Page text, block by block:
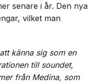
senare i år. Den nya
vilket man
känna sig som en
till soundet,
från Medina, som